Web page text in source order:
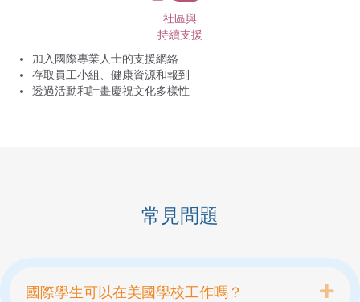
社區與
持續支援
加入國際專業人士的支援網絡
存取員工小組、健康資源和報到
透過活動和計畫慶祝文化多樣性
常見問題
國際學生可以在美國學校工作嗎？